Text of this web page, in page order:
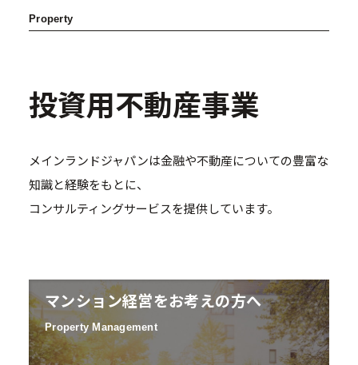
Property
投資用不動産事業
メインランドジャパンは金融や不動産についての豊富な
知識と経験をもとに、
コンサルティングサービスを提供しています。
マンション経営をお考えの方へ
Property Management